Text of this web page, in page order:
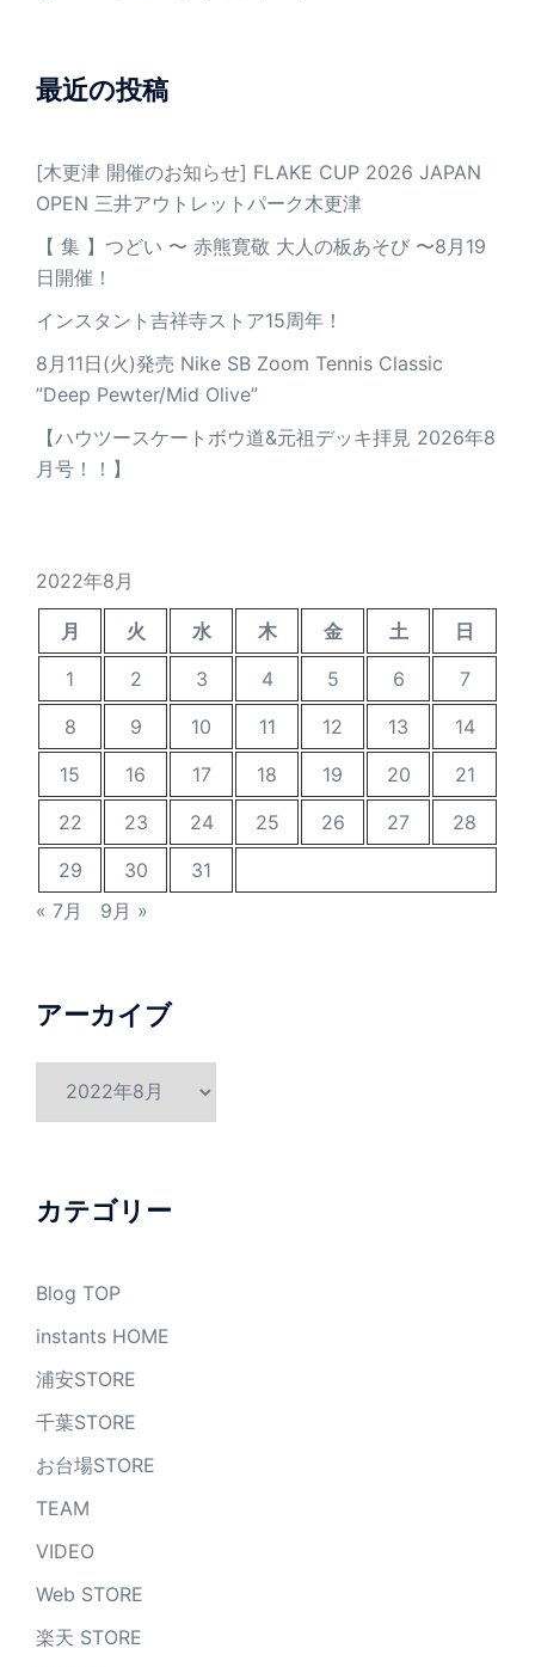
最近の投稿
[木更津 開催のお知らせ] FLAKE CUP 2026 JAPAN
OPEN 三井アウトレットパーク木更津
【 集 】つどい 〜 赤熊寛敬 大人の板あそび 〜8月19
日開催！
インスタント吉祥寺ストア15周年！
8月11日(火)発売 Nike SB Zoom Tennis Classic
”Deep Pewter/Mid Olive”
【ハウツースケートボウ道&元祖デッキ拝見 2026年8
月号！！】
2022年8月
月 火 水 木 金 土
日
1
2 3 4 5 6
7
8
9 10 11 12 13
14
15
16 17 18 19 20
21
22
23 24 25 26 27
28
29
30
31
« 7月
9月 »
アーカイブ
ブ
カテゴリー
Blog TOP
instants HOME
浦安STORE
千葉STORE
お台場STORE
TEAM
VIDEO
Web STORE
楽天 STORE